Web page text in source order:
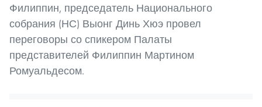
Филиппин, председатель Национального
собрания (НС) Выонг Динь Хюэ провел
переговоры со спикером Палаты
представителей Филиппин Мартином
Ромуальдесом.